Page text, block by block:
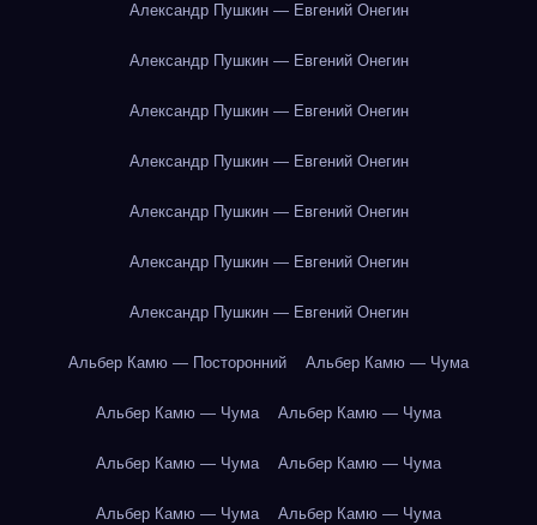
Александр Пушкин — Евгений Онегин
Александр Пушкин — Евгений Онегин
Александр Пушкин — Евгений Онегин
Александр Пушкин — Евгений Онегин
Александр Пушкин — Евгений Онегин
Александр Пушкин — Евгений Онегин
Александр Пушкин — Евгений Онегин
Альбер Камю — Посторонний Альбер Камю — Чума
Альбер Камю — Чума Альбер Камю — Чума
Альбер Камю — Чума Альбер Камю — Чума
Альбер Камю — Чума Альбер Камю — Чума